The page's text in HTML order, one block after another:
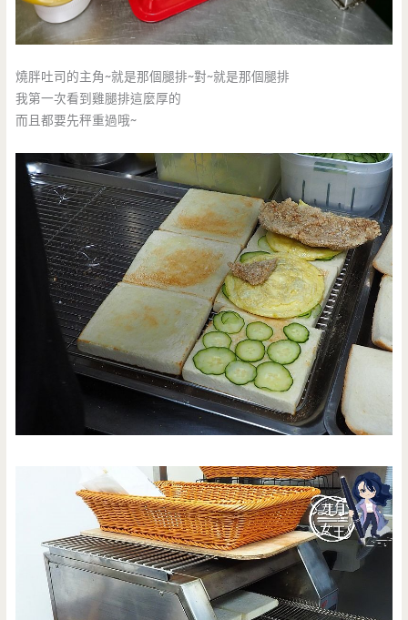
燒胖吐司的主角~就是那個腿排~對~就是那個腿排
我第一次看到雞腿排這麼厚的
而且都要先秤重過哦~